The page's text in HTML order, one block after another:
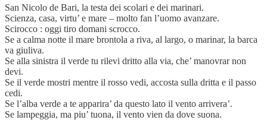
San Nicolo de Bari, la testa dei scolari e dei marinari.
Scienza, casa, virtu’ e mare – molto fan l’uomo avanzare.
Scirocco : oggi tiro domani scrocco.
Se a calma notte il mare brontola a riva, al largo, o marinar, la barca
va giuliva.
Se alla sinistra il verde tu rilevi dritto alla via, che’ manovrar non
devi.
Se il verde mostri mentre il rosso vedi, accosta sulla dritta e il passo
cedi.
Se l’alba verde a te apparira’ da questo lato il vento arrivera’.
Se lampeggia, ma piu’ tuona, il vento vien da dove suona.